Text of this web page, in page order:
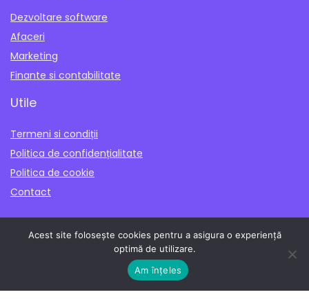
Dezvoltare software
Afaceri
Marketing
Finante si contabilitate
Utile
Termeni si condiții
Politica de confidențialitate
Politica de cookie
Contact
Abonează-te pentru a afla când sunt
adăugate cursuri noi
Acest site folosește cookies pentru a asigura o experiență
optimă de utilizare.
Am înţeles